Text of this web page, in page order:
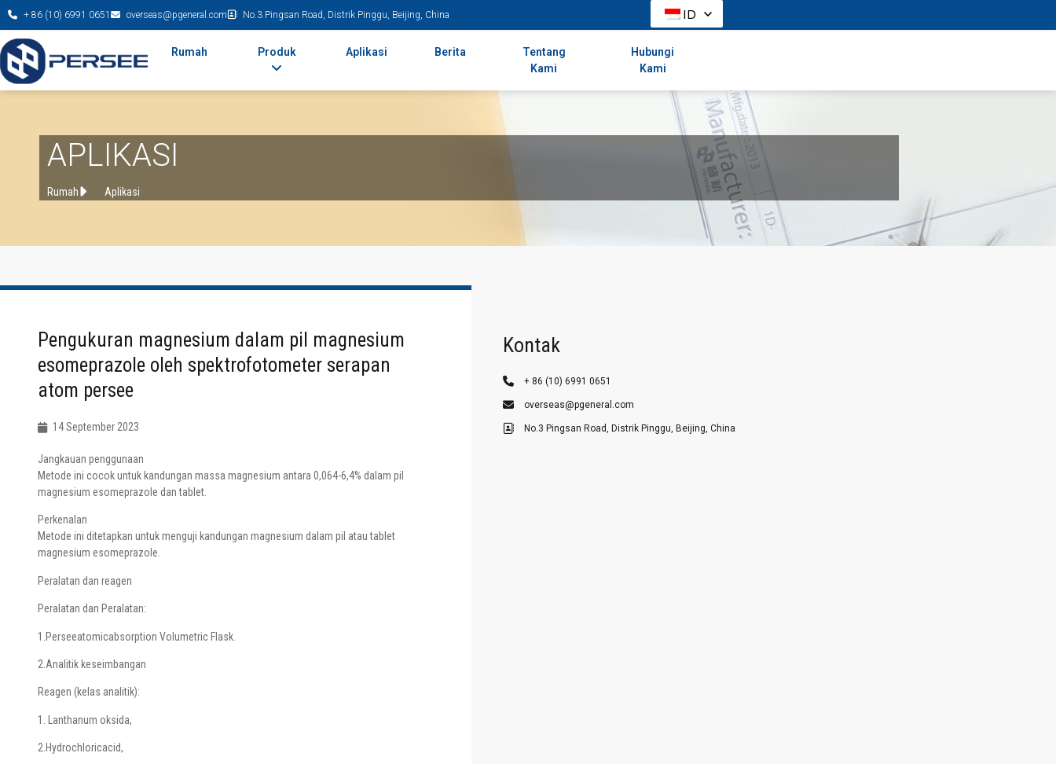
+ 86 (10) 6991 0651 overseas@pgeneral.com No.3 Pingsan Road, Distrik Pinggu, Beijing, China ID
Rumah Produk Aplikasi Berita
Tentang
Kami
Hubungi
Kami
APLIKASI
Rumah Aplikasi
Pengukuran magnesium dalam pil magnesium
esomeprazole oleh spektrofotometer serapan
atom persee
14 September 2023
Jangkauan penggunaan
Metode ini cocok untuk kandungan massa magnesium antara 0,064-6,4% dalam pil
magnesium esomeprazole dan tablet.
Perkenalan
Metode ini ditetapkan untuk menguji kandungan magnesium dalam pil atau tablet
magnesium esomeprazole.
Peralatan dan reagen
Peralatan dan Peralatan:
1.Perseeatomicabsorption Volumetric Flask.
2.Analitik keseimbangan
Reagen (kelas analitik):
1. Lanthanum oksida,
2.Hydrochloricacid,
Kontak
+ 86 (10) 6991 0651
overseas@pgeneral.com
No.3 Pingsan Road, Distrik Pinggu, Beijing, China